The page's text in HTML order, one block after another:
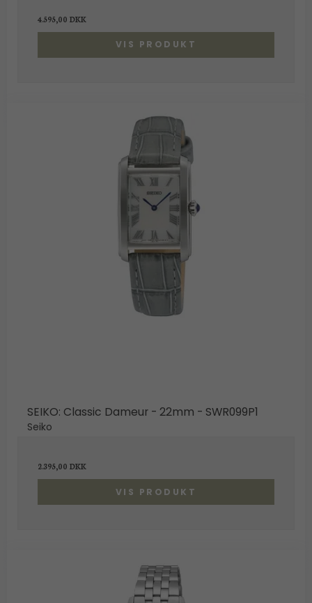
4.595,00 DKK
VIS PRODUKT
SEIKO: Classic Dameur - 22mm - SWR099P1
Seiko
2.395,00 DKK
VIS PRODUKT